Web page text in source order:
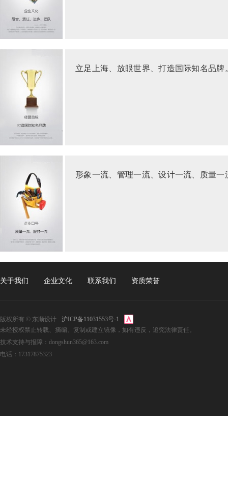
立足上海、放眼世界、打造国际知名品牌
形象一流、管理一流、设计一流、质量一
关于我们 企业文化 联系我们 资质荣誉
版权所有 © 东顺设计
沪ICP备11031553号-1
未经授权禁止转载、摘编、复制或建立镜像，如有违反，追究法律责任。
技术支持与报障：dongshun365@163.com
电话：17317875323